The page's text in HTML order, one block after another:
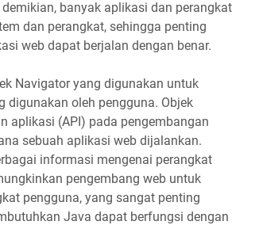
banyak aplikasi dan perangkat
dan perangkat, sehingga penting
web dapat berjalan dengan benar.
Navigator yang digunakan untuk
digunakan oleh pengguna. Objek
aplikasi (API) pada pengembangan
sebuah aplikasi web dijalankan.
informasi mengenai perangkat
pengembang web untuk
pengguna, yang sangat penting
Java dapat berfungsi dengan